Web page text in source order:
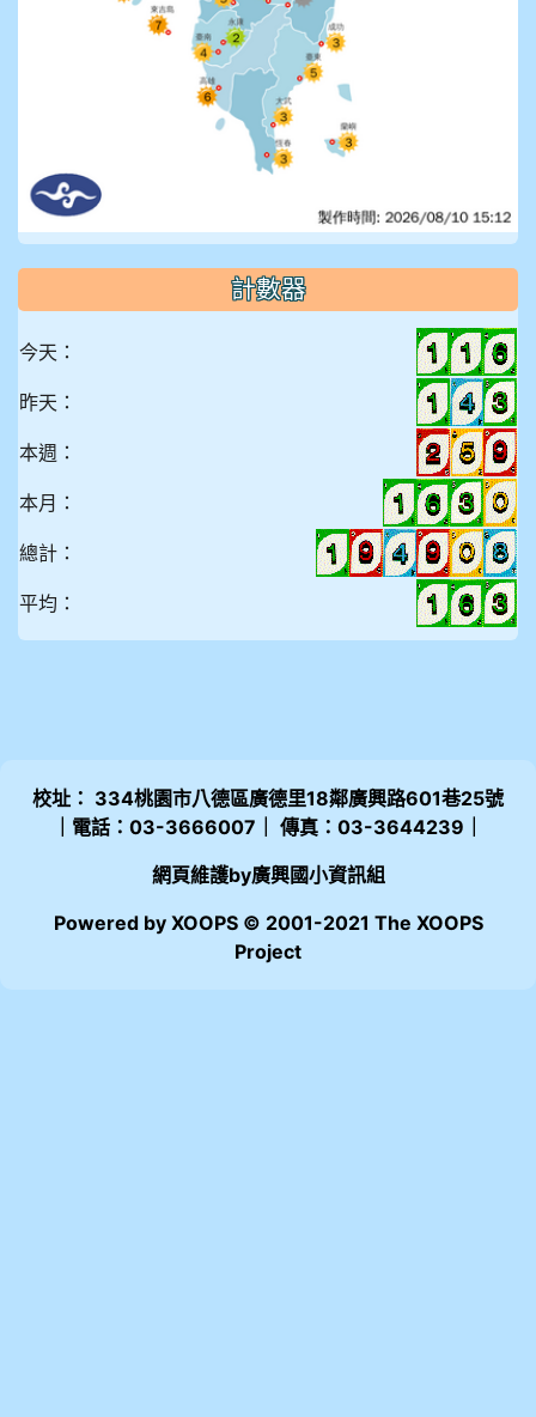
計數器
今天：
昨天：
本週：
本月：
總計：
平均：
校址： 334桃園市八德區廣德里18鄰廣興路601巷25號
｜電話：03-3666007｜ 傳真：03-3644239｜
網頁維護by廣興國小資訊組
Powered by XOOPS © 2001-2021 The XOOPS
Project